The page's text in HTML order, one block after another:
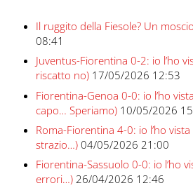
Il ruggito della Fiesole? Un
08:41
Juventus-Fiorentina 0-2: io l’ho
riscatto no) 17/05/2026 12:53
Fiorentina-Genoa 0-0: io l’ho
capo… Speriamo) 10/05/2026
Roma-Fiorentina 4-0: io l’ho
strazio…) 04/05/2026 21:00
Fiorentina-Sassuolo 0-0: io l’ho
errori…) 26/04/2026 12:46